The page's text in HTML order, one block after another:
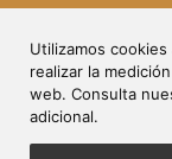
Utilizamos
realizar la
web. Consulta
adicional.